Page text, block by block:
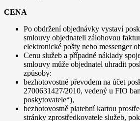
CENA
Po obdržení objednávky vystaví
smlouvy objednateli zálohovou
elektronické pošty nebo messenger
Cenu služeb a případné náklady
smlouvy může objednatel uhradit
způsoby:
bezhotovostně převodem na účet
2700631427/2010, vedený u FIO
poskytovatele“),
bezhotovostně platební kartou
stránky zprostředkovatele služeb,